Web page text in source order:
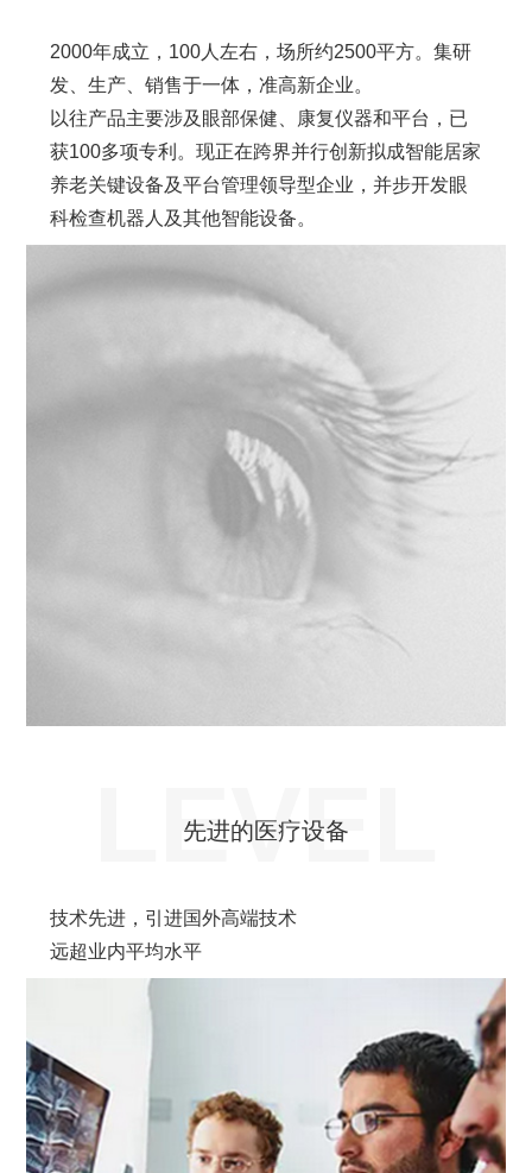
2000年成立，100人左右，场所约2500平方。集研
发、生产、销售于一体，准高新企业。
以往产品主要涉及眼部保健、康复仪器和平台，已
获100多项专利。现正在跨界并行创新拟成智能居家
养老关键设备及平台管理领导型企业，并步开发眼
科检查机器人及其他智能设备。
LEVEL
先进的医疗设备
技术先进，引进国外高端技术
远超业内平均水平